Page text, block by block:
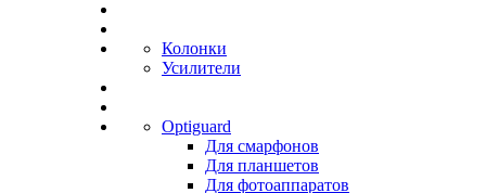
Колонки
Усилители
Optiguard
Для смарфонов
Для планшетов
Для фотоаппаратов